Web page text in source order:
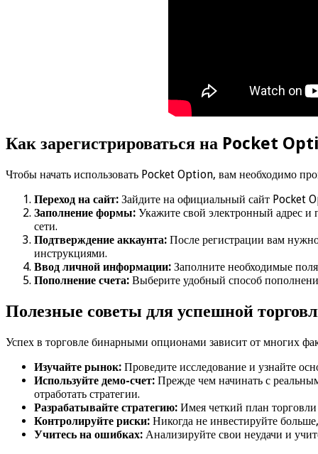
Как зарегистрироваться на Pocket
Чтобы начать использовать Pocket Option, вам необходимо
Переход на сайт: Зайдите на официальный сайт Pocket
Заполнение формы: Укажите свой электронный адрес и
сети.
Подтверждение аккаунта: После регистрации вам
инструкциями.
Ввод личной информации: Заполните необходимые
Пополнение счета: Выберите удобный способ
Полезные советы для успешной
Успех в торговле бинарными опционами зависит от многих
Изучайте рынок: Проведите исследование и узнайте
Используйте демо-счет: Прежде чем начинать с
отработать стратегии.
Разрабатывайте стратегию: Имея четкий план
Контролируйте риски: Никогда не инвестируйте
Учитесь на ошибках: Анализируйте свои неудачи и